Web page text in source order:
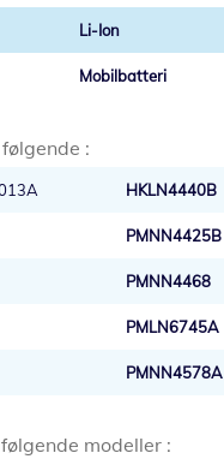
Li-Ion
Mobilbatteri
:
HKLN4440B
PMNN4425B
PMNN4468
PMLN6745A
PMNN4578A
modeller :